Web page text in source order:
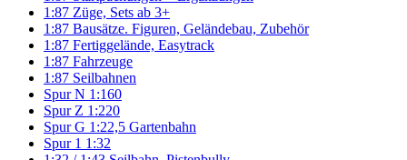
1:87 Züge, Sets ab 3+
1:87 Bausätze. Figuren, Geländebau, Zubehör
1:87 Fertiggelände, Easytrack
1:87 Fahrzeuge
1:87 Seilbahnen
Spur N 1:160
Spur Z 1:220
Spur G 1:22,5 Gartenbahn
Spur 1 1:32